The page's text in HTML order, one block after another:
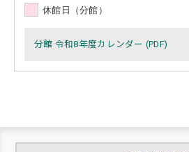
休館日（分館）
分館 令和8年度カレンダー (PDF)